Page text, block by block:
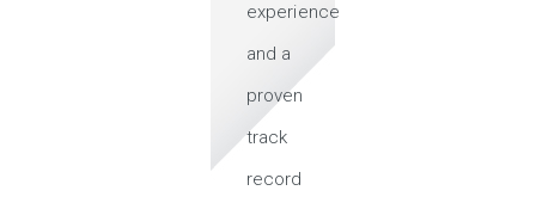
experience
and a
proven
track
record